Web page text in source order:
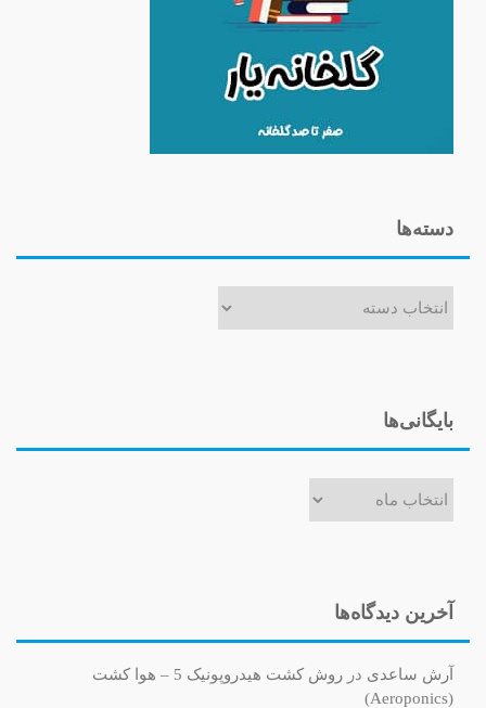
دسته‌ها
بایگانی‌ها
آخرین دیدگاه‌ها
آرش ساعدی در
روش کشت هیدروپونیک 5 – هوا کشت
(Aeroponics)